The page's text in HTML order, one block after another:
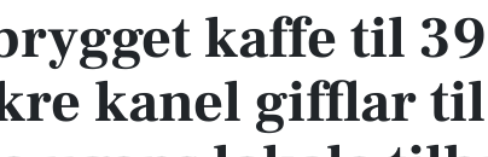
kaffe til
kanel gifflar til